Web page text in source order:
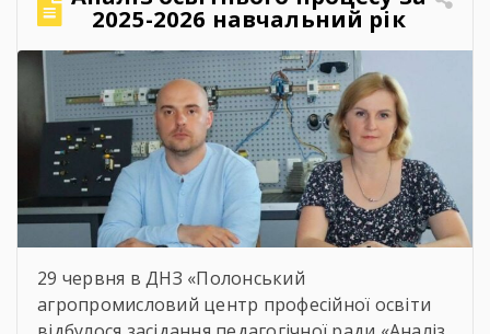
2025-2026 навчальний рік
29 червня в ДНЗ «Полонський
агропромисловий центр професійної освіти